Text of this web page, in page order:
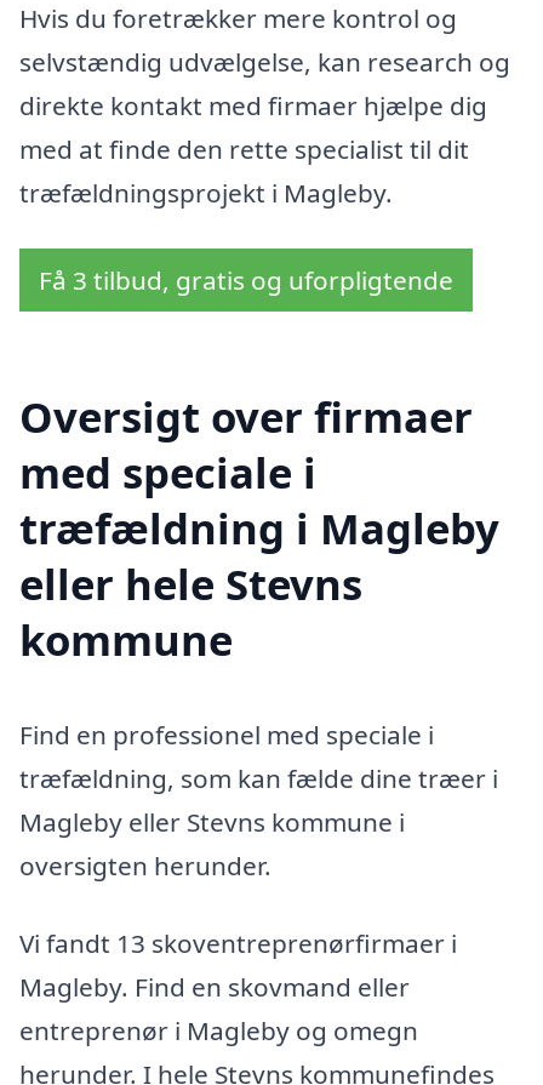
Hvis du foretrækker mere kontrol og
selvstændig udvælgelse, kan research og
direkte kontakt med firmaer hjælpe dig
med at finde den rette specialist til dit
træfældningsprojekt i Magleby.
Få 3 tilbud, gratis og uforpligtende
Oversigt over firmaer
med speciale i
træfældning i Magleby
eller hele Stevns
kommune
Find en professionel med speciale i
træfældning, som kan fælde dine træer i
Magleby eller Stevns kommune i
oversigten herunder.
Vi fandt 13 skoventreprenørfirmaer i
Magleby. Find en skovmand eller
entreprenør i Magleby og omegn
herunder. I hele Stevns kommunefindes